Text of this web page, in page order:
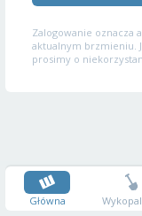
Zalogowanie oznacza
aktualnym brzmieniu.
prosimy o
Główna